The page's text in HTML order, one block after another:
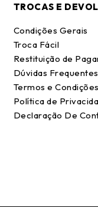
TROCAS E
Condições Gerais
Troca Fácil
Restituição de
Dúvidas Frequentes
Termos e Condições
Política de
Declaração De